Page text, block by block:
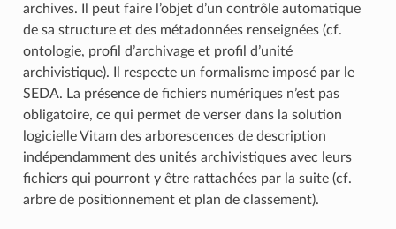
archives. Il peut faire l’objet d’un contrôle automatique
de sa structure et des métadonnées renseignées (cf.
ontologie, profil d’archivage et profil d’unité
archivistique). Il respecte un formalisme imposé par le
SEDA. La présence de fichiers numériques n’est pas
obligatoire, ce qui permet de verser dans la solution
logicielle Vitam des arborescences de description
indépendamment des unités archivistiques avec leurs
fichiers qui pourront y être rattachées par la suite (cf.
arbre de positionnement et plan de classement).